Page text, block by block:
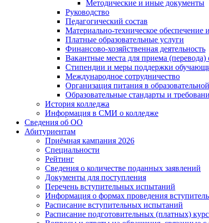
Методические и иные документы
Руководство
Педагогический состав
Материально-техническое обеспечение
Платные образовательные услуги
Финансово-хозяйственная деятельность
Вакантные места для приема
Стипендии и меры поддержки
Международное сотрудничество
Организация питания в
Образовательные стандарты и
История колледжа
Информация в СМИ о колледже
Сведения об ОО
Абитуриентам
Приёмная кампания 2026
Специальности
Рейтинг
Сведения о количестве поданных заявлений
Документы для поступления
Перечень вступительных испытаний
Информация о формах проведения
Расписание вступительных испытаний
Расписание подготовительных (платных)